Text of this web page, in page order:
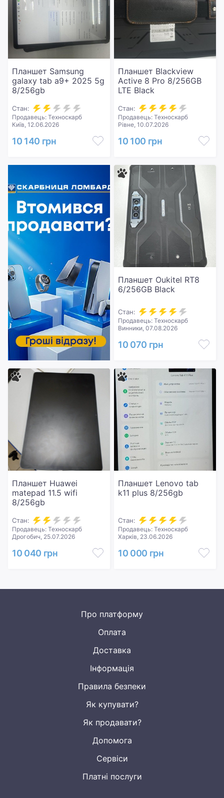
Планшет Samsung
galaxy tab a9+ 2025 5g
8/256gb
Стан:
Продавець: Техноскарб
Київ, 12.06.2026
10 140 грн
Планшет Blackview
Active 8 Pro 8/256GB
LTE Black
Стан:
Продавець: Техноскарб
Рівне, 10.07.2026
10 100 грн
Планшет Oukitel RT8
6/256GB Black
Стан:
Продавець: Техноскарб
Винники, 07.08.2026
10 070 грн
Планшет Huawei
matepad 11.5 wifi
8/256gb
Стан:
Продавець: Техноскарб
Дрогобич, 25.07.2026
10 040 грн
Планшет Lenovo tab
k11 plus 8/256gb
Стан:
Продавець: Техноскарб
Харків, 23.06.2026
10 000 грн
Про платформу
Оплата
Доставка
Інформація
Правила безпеки
Як купувати?
Як продавати?
Допомога
Сервіси
Платні послуги